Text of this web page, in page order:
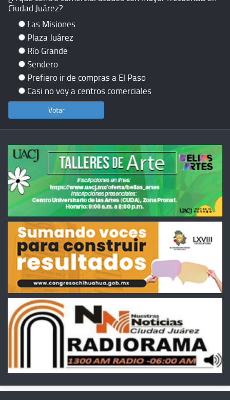
Ciudad Juárez?
Las Misiones
Plaza Juárez
Río Grande
Sendero
Prefiero ir de compras a El Paso
Casi no voy a centros comerciales